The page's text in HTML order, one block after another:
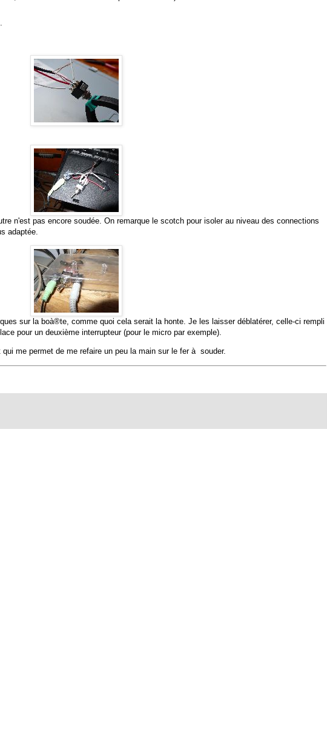
n'est pas encore soudée. On remarque le scotch pour isoler au niveau des connections
adaptée.
sur la boà®te, comme quoi cela serait la honte. Je les laisser déblatérer, celle-ci rempli
pour un deuxième interrupteur (pour le micro par exemple).
me permet de me refaire un peu la main sur le fer à souder.